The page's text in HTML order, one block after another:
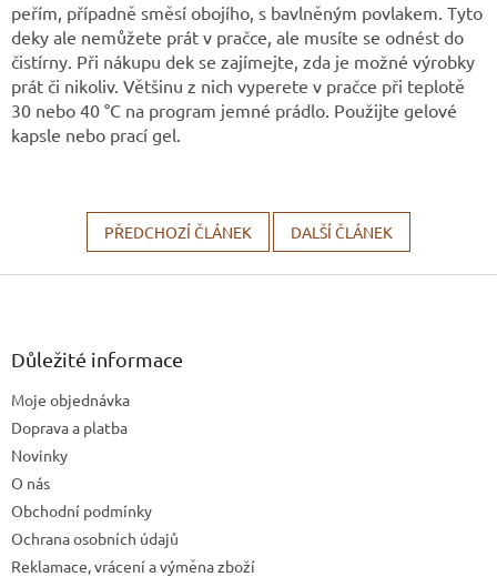
peřím, případně směsí obojího, s bavlněným povlakem. Tyto
deky ale nemůžete prát v pračce, ale musíte se odnést do
čistírny. Při nákupu dek se zajímejte, zda je možné výrobky
prát či nikoliv. Většinu z nich vyperete v pračce při teplotě
30 nebo 40 °C na program jemné prádlo. Použijte gelové
kapsle nebo prací gel.
PŘEDCHOZÍ ČLÁNEK DALŠÍ ČLÁNEK
Z
Důležité informace
Moje objednávka
Doprava a platba
Novinky
O nás
Obchodní podmínky
Ochrana osobních údajů
Reklamace, vrácení a výměna zboží